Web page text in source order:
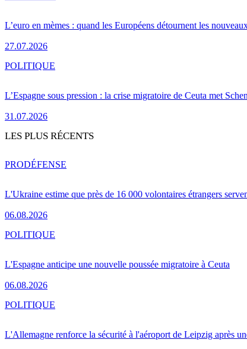
L’euro en mèmes : quand les Européens détournent les
27.07.2026
L’Espagne sous pression : la crise migratoire de Ceuta met
31.07.2026
POLITIQUE
LES PLUS RÉCENTS
L'Ukraine estime que près de 16 000 volontaires étrangers
06.08.2026
PRODÉFENSE
L'Espagne anticipe une nouvelle poussée migratoire à Ceuta
06.08.2026
POLITIQUE
L'Allemagne renforce la sécurité à l'aéroport de Leipzig après
POLITIQUE